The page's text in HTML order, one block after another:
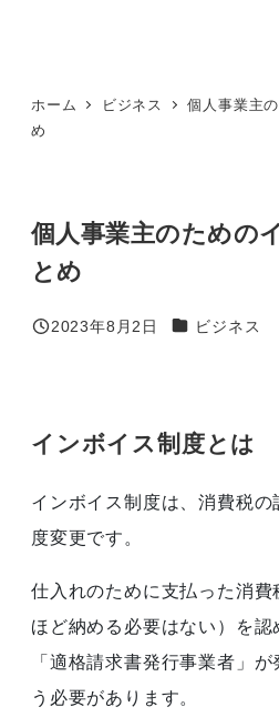
ホーム ビジネス
個人事業主
め
個人事業主のための
とめ
投稿日
2023年8月2日 カテゴリー
ビジネス
インボイス制度とは
インボイス制度は、消費税の
度変更です。
仕入れのために支払った消
ほど納める必要はない）を認
「適格請求書発行事業者」
う必要があります。